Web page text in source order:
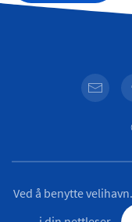
Ved å benytte